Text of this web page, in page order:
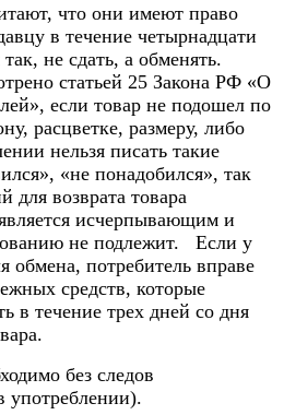
что они имеют право
в течение четырнадцати
не сдать, а обменять.
статьей 25 Закона РФ «О
если товар не подошел по
расцветке, размеру, либо
нельзя писать такие
«не понадобился», так
для возврата товара
исчерпывающим и
не подлежит. Если у
обмена, потребитель вправе
средств, которые
в течение трех дней со дня
без следов
употреблении).